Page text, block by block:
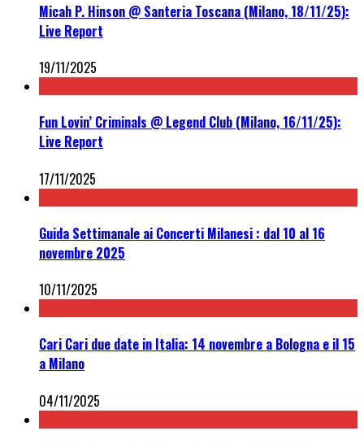
Micah P. Hinson @ Santeria Toscana (Milano, 18/11/25):
Live Report
19/11/2025
Fun Lovin’ Criminals @ Legend Club (Milano, 16/11/25):
Live Report
17/11/2025
Guida Settimanale ai Concerti Milanesi : dal 10 al 16
novembre 2025
10/11/2025
Cari Cari due date in Italia: 14 novembre a Bologna e il 15
a Milano
04/11/2025